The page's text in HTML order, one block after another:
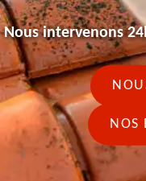
Nous intervenons
NOS